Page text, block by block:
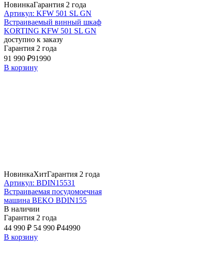
НовинкаГарантия 2 года
Артикул: KFW 501 SL GN
Встраиваемый винный шкаф
KORTING KFW 501 SL GN
доступно к заказу
Гарантия 2 года
91 990 ₽91990
В корзину
НовинкаХитГарантия 2 года
Артикул: BDIN15531
Встраиваемая посудомоечная
машина BEKO BDIN155
В наличии
Гарантия 2 года
44 990 ₽ 54 990 ₽44990
В корзину